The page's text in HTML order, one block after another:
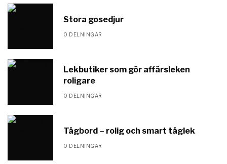
Stora gosedjur
0 DELNINGAR
Lekbutiker som gör affärsleken
roligare
0 DELNINGAR
Tågbord – rolig och smart tåglek
0 DELNINGAR